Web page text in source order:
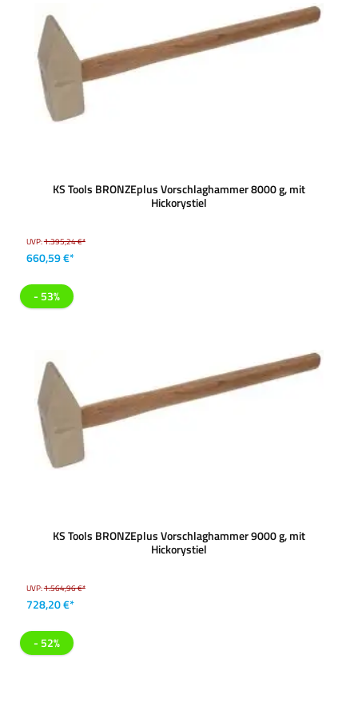
KS Tools BRONZEplus Vorschlaghammer 8000 g, mit
Hickorystiel
UVP:1.395,24 €*
660,59 €*
- 53%
KS Tools BRONZEplus Vorschlaghammer 9000 g, mit
Hickorystiel
UVP:1.564,96 €*
728,20 €*
- 52%